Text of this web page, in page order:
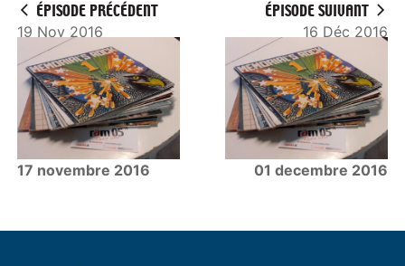
ÉPISODE PRÉCÉDENT
19 Nov 2016
17 novembre 2016
ÉPISODE SUIVANT
16 Déc 2016
01 decembre 2016